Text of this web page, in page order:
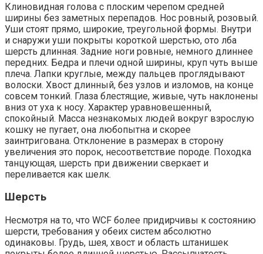
Клиновидная голова с плоским черепом средней
ширины без заметных перепадов. Нос ровный, розовый.
Уши стоят прямо, широкие, треугольной формы. Внутри
и снаружи уши покрыты короткой шерстью, ото лба
шерсть длинная. Задние ноги ровные, немного длиннее
передних. Бедра и плечи одной ширины, круп чуть выше
плеча. Лапки круглые, между пальцев проглядывают
волоски. Хвост длинный, без узлов и изломов, на конце
совсем тонкий. Глаза блестящие, живые, чуть наклонены
вниз от уха к носу. Характер уравновешенный,
спокойный. Масса незнакомых людей вокруг взрослую
кошку не пугает, она любопытна и скорее
заинтригована. Отклонение в размерах в сторону
увеличения это порок, несоответствие породе. Походка
танцующая, шерсть при движении сверкает и
переливается как шелк.
Шерсть
Несмотря на то, что WCF более придирчивы к состоянию
шерсти, требования у обеих систем абсолютно
одинаковы. Грудь, шея, хвост и область штанишек